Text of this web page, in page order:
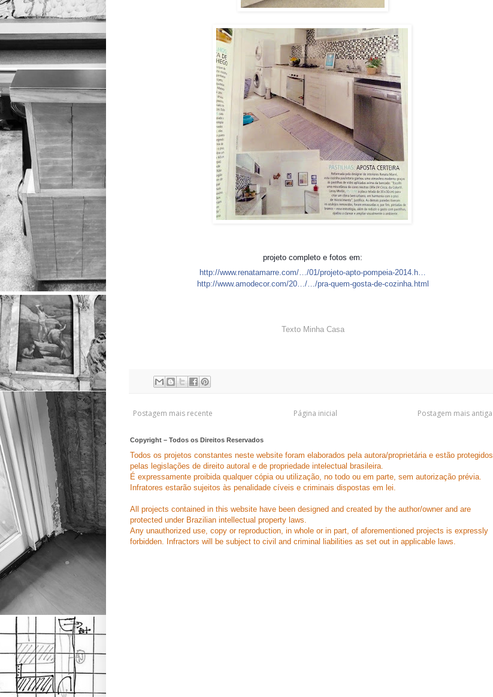
projeto completo e fotos em:
http://www.renatamarre.com/…/01/projeto-apto-pompeia-2014.h…
http://www.amodecor.com/20…/…/pra-quem-gosta-de-cozinha.html
Texto Minha Casa
Postagem mais recente Postagem mais antiga
Página inicial
Copyright – Todos os Direitos Reservados
Todos os projetos constantes neste website foram elaborados pela autora/proprietária e estão protegidos
pelas legislações de direito autoral e de propriedade intelectual brasileira.
É expressamente proibida qualquer cópia ou utilização, no todo ou em parte, sem autorização prévia.
Infratores estarão sujeitos às penalidade cíveis e criminais dispostas em lei.
All projects contained in this website have been designed and created by the author/owner and are
protected under Brazilian intellectual property laws.
Any unauthorized use, copy or reproduction, in whole or in part, of aforementioned projects is expressly
forbidden. Infractors will be subject to civil and criminal liabilities as set out in applicable laws.